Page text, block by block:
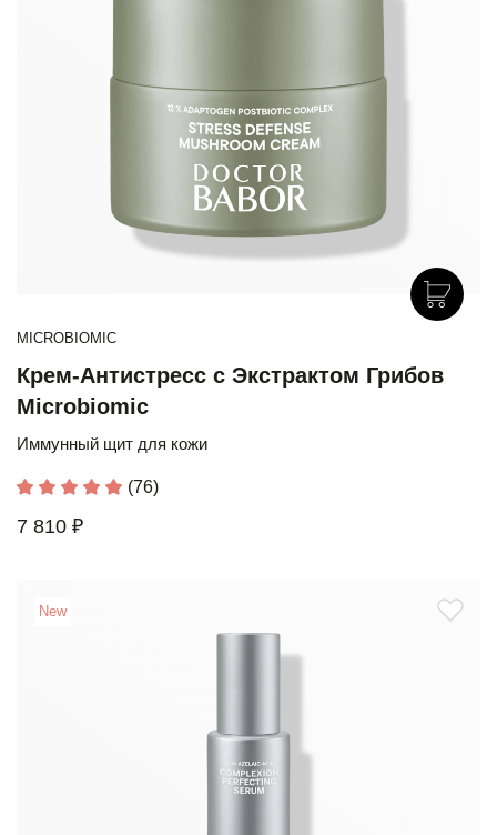
MICROBIOMIC
Крем-Антистресс с Экстрактом Грибов
Microbiomic
Иммунный щит для кожи
(76)
7 810 ₽
New